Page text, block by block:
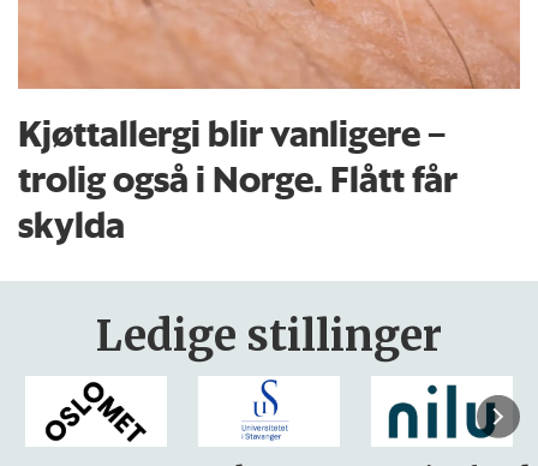
Kjøttallergi blir vanligere –
trolig også i Norge. Flått får
skylda
Ledige stillinger